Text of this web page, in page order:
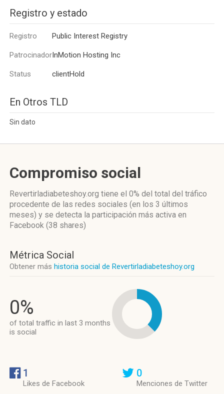
Registro y estado
Registro Public Interest Registry
PatrocinadorInMotion Hosting Inc
Status clientHold
En Otros TLD
Sin dato
Compromiso social
Revertirladiabeteshoy.org tiene el 0% del total del tráfico
procedente de las redes sociales (en los 3 últimos
meses) y se detecta la participación más activa en
Facebook (38 shares)
Métrica Social
Obtener más historia social de Revertirladiabeteshoy.org
0%
of total traffic in last 3 months
is social
1
Likes de Facebook
0
Menciones de Twitter